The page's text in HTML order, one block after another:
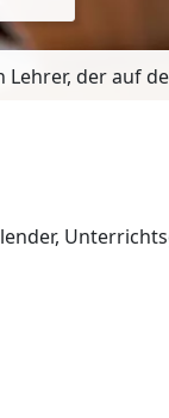
Lehrer, der auf